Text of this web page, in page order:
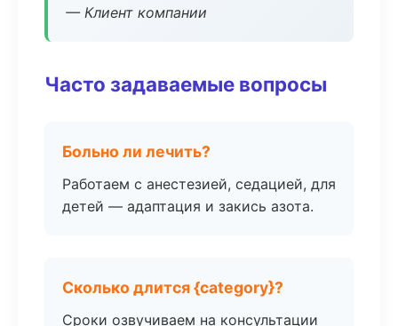
— Клиент компании
Часто задаваемые вопросы
Больно ли лечить?
Работаем с анестезией, седацией, для
детей — адаптация и закись азота.
Сколько длится {category}?
Сроки озвучиваем на консультации